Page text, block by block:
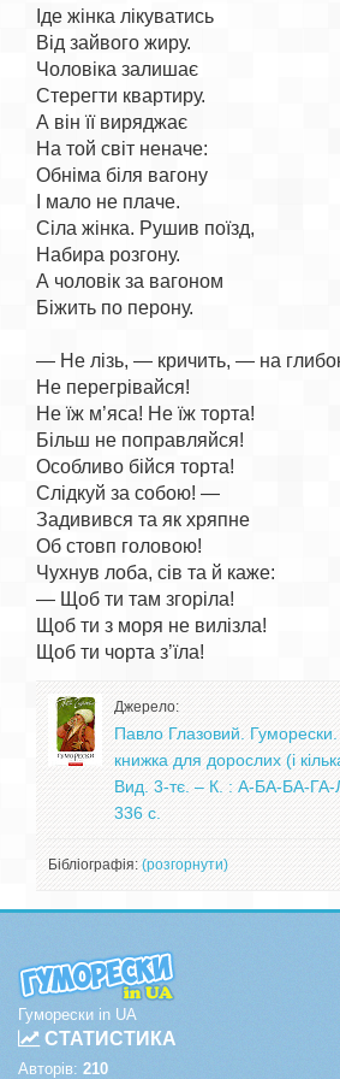
Іде жінка лікуватись
Від зайвого жиру.
Чоловіка залишає
Стерегти квартиру.
А він її виряджає
На той світ неначе:
Обніма біля вагону
І мало не плаче.
Сіла жінка. Рушив поїзд,
Набира розгону.
А чоловік за вагоном
Біжить по перону.
— Не лізь, — кричить, — на
Не перегрівайся!
Не їж м’яса! Не їж торта!
Більш не поправляйся!
Особливо бійся торта!
Слідкуй за собою! —
Задивився та як хряпне
Об стовп головою!
Чухнув лоба, сів та й каже:
— Щоб ти там згоріла!
Щоб ти з моря не вилізла!
Джерело:
Павло Глазовий. Гуморески.
книжка для дорослих (і
Вид. 3-тє. – К. : А-БА-БА-
336 с.
Бібліографія: (розгорнути)
Гуморески in UA
СТАТИСТИКА
Авторів: 210